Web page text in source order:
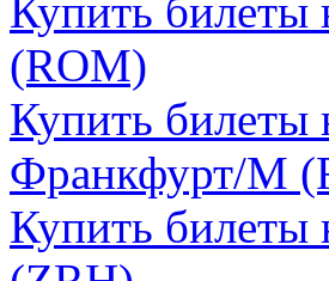
Купить билеты
(ROM)
Купить билеты
Франкфурт/М
Купить билеты